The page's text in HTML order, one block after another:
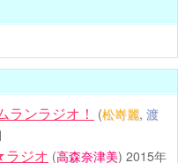
ランラジオ！ (松嵜麗, 渡
ジオ (高森奈津美) 2015年